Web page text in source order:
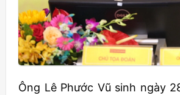
Ông Lê Phước Vũ sinh ngày